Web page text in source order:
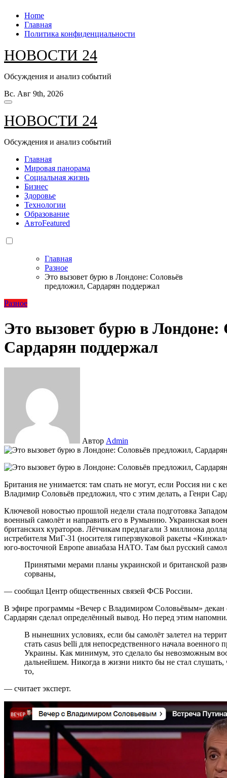
Перейти
содержанию
Home
Главная
Политика конфиденциальности
НОВОСТИ 24
Обсуждения и анализ событий
Вс. Авг 9th, 2026
НОВОСТИ 24
Обсуждения и анализ событий
Главная
Мировая панорама
Социальная жизнь
Бизнес
Здоровье
Технологии
Образование
АвтоFeatured
Главная
Разное
Это вызовет бурю в Лондоне: Соловьёв
предложил, Сардарян поддержал
Разное
Это вызовет бурю в Лондоне:
Сардарян поддержал
Автор Admin
Британия не унимается: там спать не могут, если Россия ни с
Владимир Соловьёв предложил, что с этим делать, а Генри
Ключевой новостью прошлой недели стала подготовка
военный самолёт и направить его в Румынию. Украинская
британских кураторов. Лётчикам предлагали 3 миллиона
истребителя МиГ-31 (носителя гиперзвуковой ракеты
юго-восточной Европе авиабаза НАТО. Там был русский
Принятыми мерами планы украинской и британской разведок по организации масштабной провокации
сорваны,
— сообщал Центр общественных связей ФСБ России.
В эфире программы «Вечер с Владимиром Соловьёвым»
Сардарян сделал определённый вывод. Но перед этим
В нынешних условиях, если бы самолёт залетел на территорию Румынии, это абсолютно точно могло бы
стать casus belli для непосредственного начала
Украины. Как минимум, это сделало бы невозможным
дальнейшем. Никогда в жизни никто бы не стал слушать,
то,
— считает эксперт.